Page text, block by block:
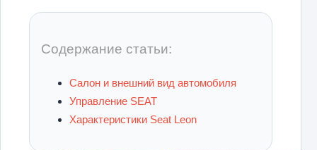
Содержание статьи:
Салон и внешний вид автомобиля
Управление SEAT
Характеристики Seat Leon